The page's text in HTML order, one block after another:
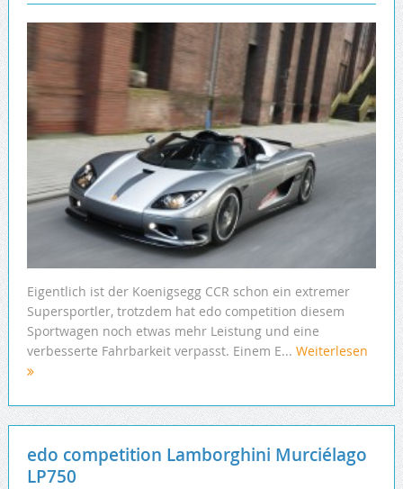
Eigentlich ist der Koenigsegg CCR schon ein extremer
Supersportler, trotzdem hat edo competition diesem
Sportwagen noch etwas mehr Leistung und eine
verbesserte Fahrbarkeit verpasst. Einem E... Weiterlesen
edo competition Lamborghini Murciélago
LP750